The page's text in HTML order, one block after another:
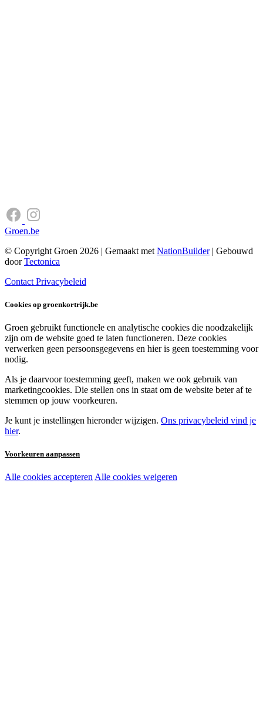
Groen.be
© Copyright Groen 2026 | Gemaakt met NationBuilder| Gebouwd
doorTectonica
Contact Privacybeleid
Cookies op groenkortrijk.be
Groen gebruikt functionele en analytische cookies die noodzakelijk
zijn om de website goed te laten functioneren. Deze cookies
verwerken geen persoonsgegevens en hier is geen toestemming voor
nodig.
Als je daarvoor toestemming geeft, maken we ook gebruik van
marketingcookies. Die stellen ons in staat om de website beter af te
stemmen op jouw voorkeuren.
Je kunt je instellingen hieronder wijzigen. Ons privacybeleid vind je
hier.
Voorkeuren aanpassen
Noodzakelijke cookies:
Alle cookies accepteren Alle cookies weigeren